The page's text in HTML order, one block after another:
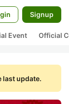
Signup
Event Official
last update.